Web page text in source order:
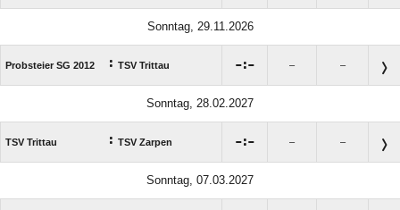
Sonntag, 29.11.2026
Probsteier SG 2012 : TSV Trittau : – –
Sonntag, 28.02.2027
TSV Trittau : TSV Zarpen : – –
Sonntag, 07.03.2027